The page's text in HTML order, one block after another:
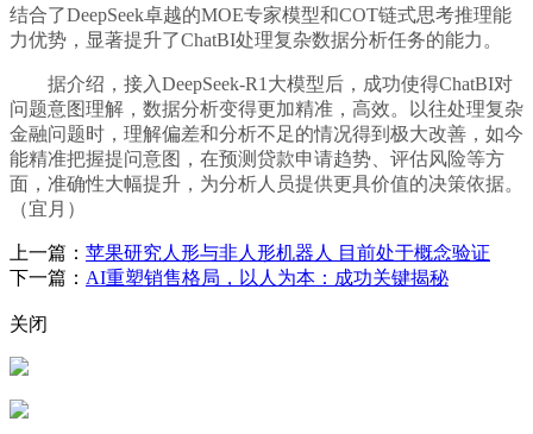
结合了DeepSeek卓越的MOE专家模型和COT链式思考推理能
力优势，显著提升了ChatBI处理复杂数据分析任务的能力。
据介绍，接入DeepSeek-R1大模型后，成功使得ChatBI对
问题意图理解，数据分析变得更加精准，高效。以往处理复杂
金融问题时，理解偏差和分析不足的情况得到极大改善，如今
能精准把握提问意图，在预测贷款申请趋势、评估风险等方
面，准确性大幅提升，为分析人员提供更具价值的决策依据。
（宜月）
上一篇： 苹果研究人形与非人形机器人 目前处于概念验证
下一篇： AI重塑销售格局，以人为本：成功关键揭秘
关闭